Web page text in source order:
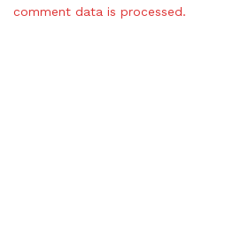
comment data is processed.